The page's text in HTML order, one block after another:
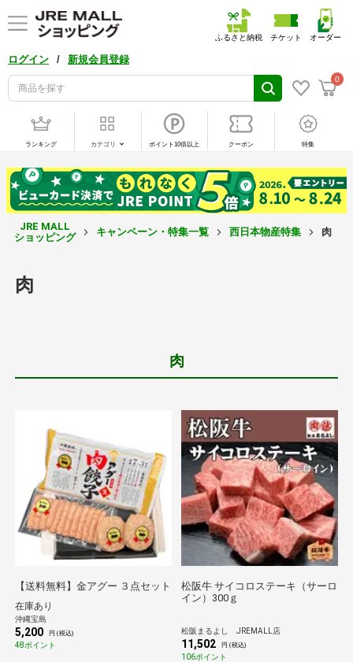
ログイン / 新規会員登録
0
ふるさと納税 チケット オーダー
ランキング カテゴリ ポイント10倍以上 クーポン 特集
JRE MALL
ショッピング
キャンペーン・特集一覧 西日本物産特集 肉
肉
肉
【送料無料】金アグー ３点セット
在庫あり
沖縄宝島
5,200 円 (税込)
48ポイント
松阪牛 サイコロステーキ（サーロ
イン）300ｇ
松阪まるよし JREMALL店
11,502 円 (税込)
106ポイント